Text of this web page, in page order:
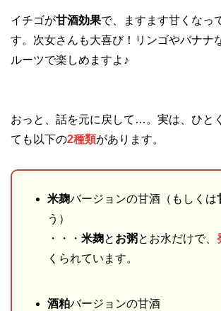
イチゴが甘酒効果で、ますます甘くなっ
す。次女さんも大喜び！リンゴやバナナ
ルーツで楽しめますよ♪
おっと、話を元に戻して…。実は、ひと
ても以下の2種類があります。
米麹バージョンの甘酒（もしくは
う）
・・・ 米麹と お粥とお水だけで、
くられています。
酒粕バージョンの甘酒